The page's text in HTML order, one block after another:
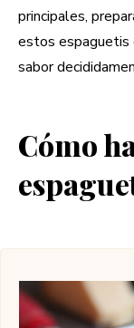
principales,
estos espaguetis
sabor
Cómo